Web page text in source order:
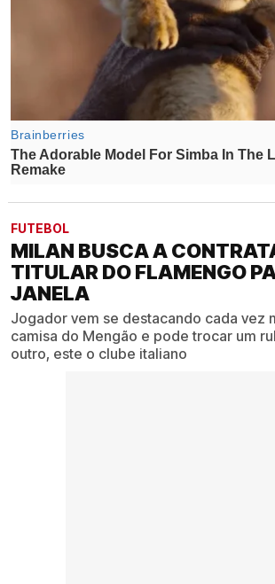
FUTEBOL
MILAN BUSCA A
TITULAR DO FLAMENGO
JANELA
Jogador vem se destacando cada vez
camisa do Mengão e pode trocar um
outro, este o clube italiano